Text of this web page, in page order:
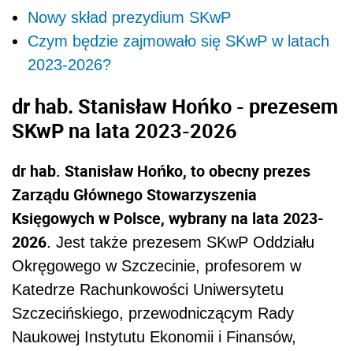
Nowy skład prezydium SKwP
Czym będzie zajmowało się SKwP w latach
2023-2026?
dr hab. Stanisław Hońko - prezesem
SKwP na lata 2023-2026
dr hab. Stanisław Hońko, to obecny prezes
Zarządu Głównego Stowarzyszenia
Księgowych w Polsce, wybrany na lata 2023-
2026. Jest także prezesem SKwP Oddziału
Okręgowego w Szczecinie, profesorem w
Katedrze Rachunkowości Uniwersytetu
Szczecińskiego, przewodniczącym Rady
Naukowej Instytutu Ekonomii i Finansów,